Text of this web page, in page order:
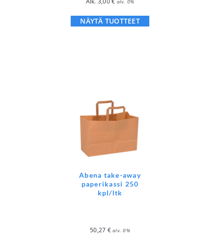
NÄYTÄ TUOTTEET
Abena take-away
paperikassi 250
kpl/ltk
50,27 € alv. 0%